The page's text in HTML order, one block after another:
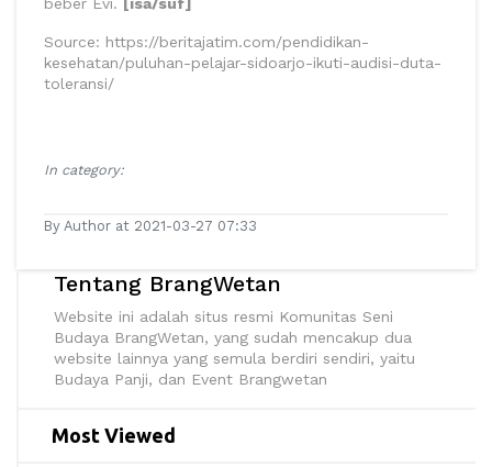
Source: https://beritajatim.com/pendidikan-
kesehatan/puluhan-pelajar-sidoarjo-ikuti-audisi-duta-
toleransi/
In category:
By Author at 2021-03-27 07:33
Tentang BrangWetan
Website ini adalah situs resmi Komunitas Seni
Budaya BrangWetan, yang sudah mencakup dua
website lainnya yang semula berdiri sendiri, yaitu
Budaya Panji, dan Event Brangwetan
Most Viewed